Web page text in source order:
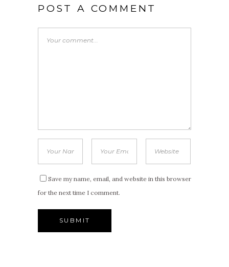
POST A COMMENT
Save my name, email, and website in this browser
for the next time I comment.